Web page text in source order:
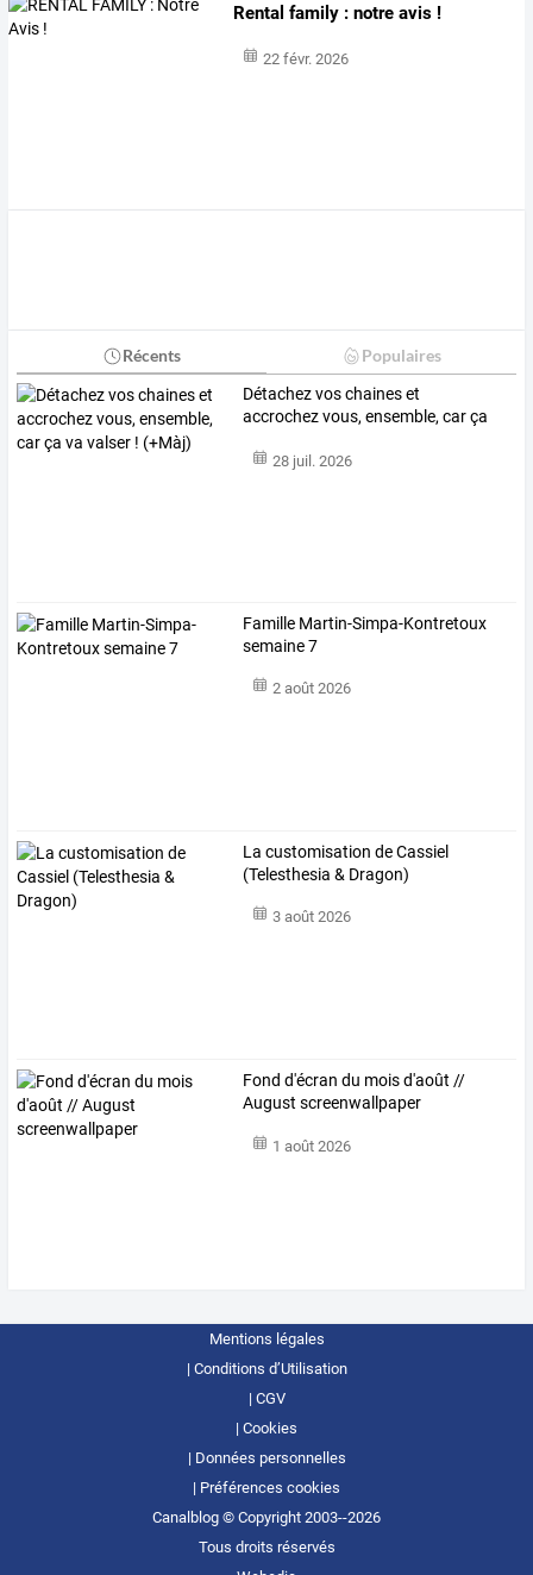
Rental family : notre avis !
22 févr. 2026
Récents Populaires
Détachezvoschaineset
accrochezvous, ensemble, carça
28 juil. 2026
Famille Martin-Simpa-Kontretoux
semaine 7
2 août 2026
La customisation de Cassiel
(Telesthesia & Dragon)
3 août 2026
Fond d'écran du mois d'août //
August screenwallpaper
1 août 2026
Mentions légales
Conditions d’Utilisation
CGV
Cookies
Données personnelles
Préférences cookies
Canalblog © Copyright 2003--2026
Tous droits réservés